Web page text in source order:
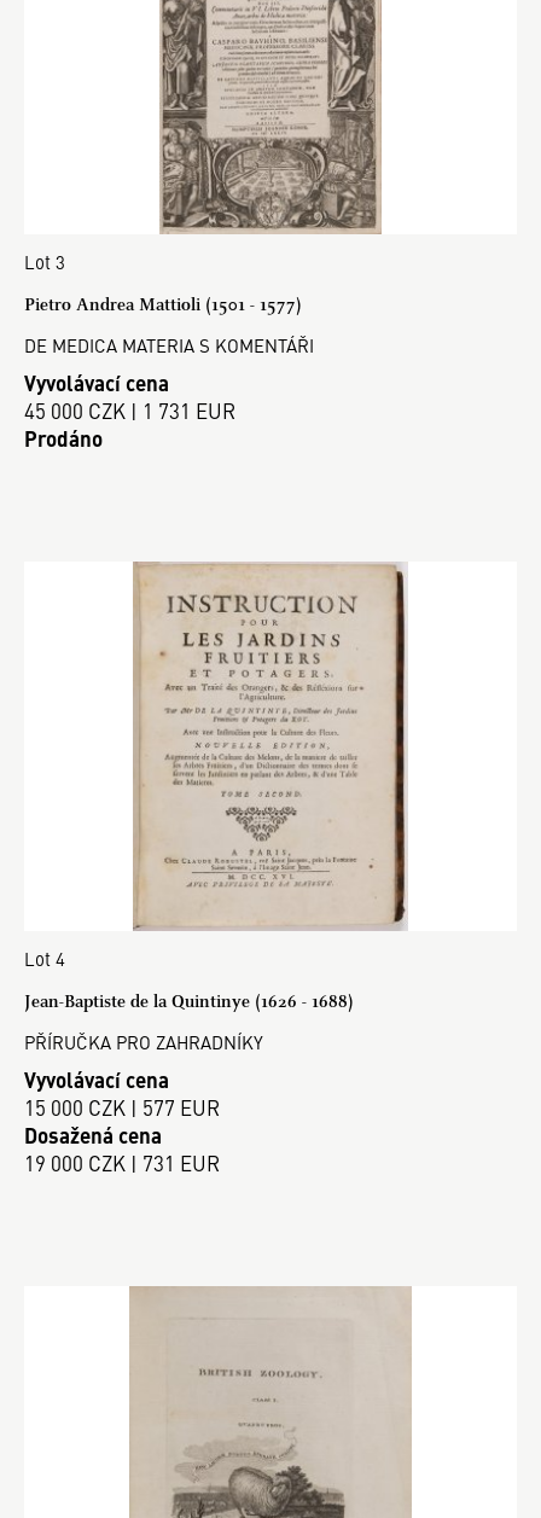
Lot 3
Pietro Andrea Mattioli (1501 - 1577)
DE MEDICA MATERIA S KOMENTÁŘI
Vyvolávací cena
45 000 CZK | 1 731 EUR
Prodáno
Lot 4
Jean-Baptiste de la Quintinye (1626 - 1688)
PŘÍRUČKA PRO ZAHRADNÍKY
Vyvolávací cena
15 000 CZK | 577 EUR
Dosažená cena
19 000 CZK | 731 EUR